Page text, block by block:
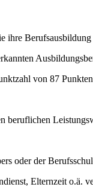
ihre
von 87
beruflichen
oder der
Elternzeit o.ä.